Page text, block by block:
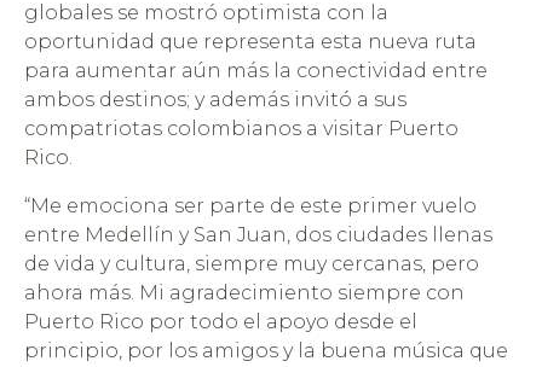
globales se mostró optimista con la
oportunidad que representa esta nueva ruta
para aumentar aún más la conectividad entre
ambos destinos; y además invitó a sus
compatriotas colombianos a visitar Puerto
Rico.
“Me emociona ser parte de este primer vuelo
entre Medellín y San Juan, dos ciudades llenas
de vida y cultura, siempre muy cercanas, pero
ahora más. Mi agradecimiento siempre con
Puerto Rico por todo el apoyo desde el
principio, por los amigos y la buena música que